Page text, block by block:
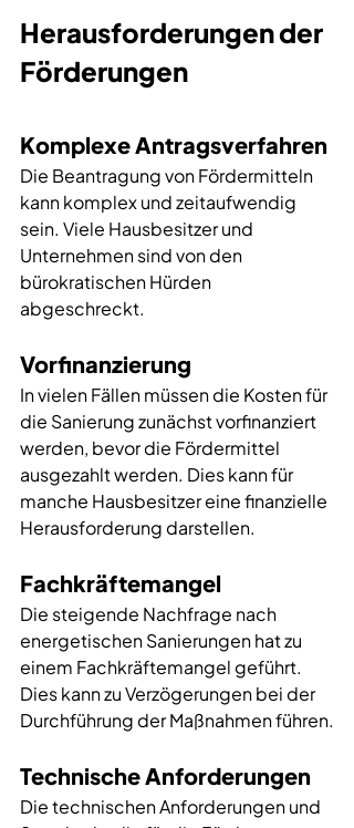
Herausforderungen der
Förderungen
Komplexe Antragsverfahren
Die Beantragung von Fördermitteln
kann komplex und zeitaufwendig
sein. Viele Hausbesitzer und
Unternehmen sind von den
bürokratischen Hürden
abgeschreckt.
Vorfinanzierung
In vielen Fällen müssen die Kosten für
die Sanierung zunächst vorfinanziert
werden, bevor die Fördermittel
ausgezahlt werden. Dies kann für
manche Hausbesitzer eine finanzielle
Herausforderung darstellen.
Fachkräftemangel
Die steigende Nachfrage nach
energetischen Sanierungen hat zu
einem Fachkräftemangel geführt.
Dies kann zu Verzögerungen bei der
Durchführung der Maßnahmen führen.
Technische Anforderungen
Die technischen Anforderungen und